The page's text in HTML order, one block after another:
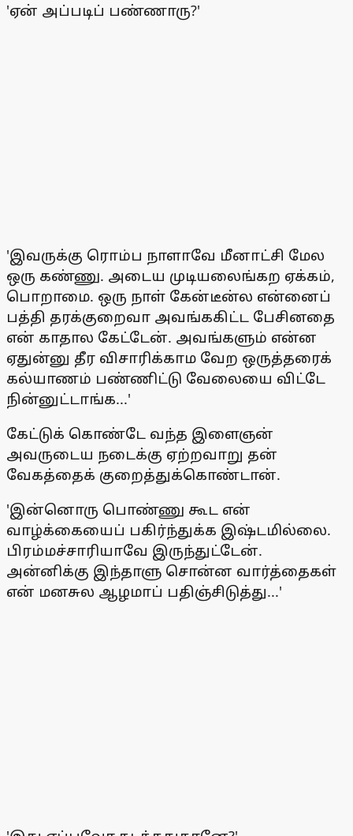
'ஏன் அப்படிப் பண்ணாரு?'
'இவருக்கு ரொம்ப நாளாவே மீனாட்சி மேல
ஒரு கண்ணு. அடைய முடியலைங்கற ஏக்கம்,
பொறாமை. ஒரு நாள் கேன்டீன்ல என்னைப்
பத்தி தரக்குறைவா அவங்ககிட்ட பேசினதை
என் காதால கேட்டேன். அவங்களும் என்ன
ஏதுன்னு தீர விசாரிக்காம வேற ஒருத்தரைக்
கல்யாணம் பண்ணிட்டு வேலையை விட்டே
நின்னுட்டாங்க...'
கேட்டுக் கொண்டே வந்த இளைஞன்
அவருடைய நடைக்கு ஏற்றவாறு தன்
வேகத்தைக் குறைத்துக்கொண்டான்.
'இன்னொரு பொண்ணு கூட என்
வாழ்க்கையைப் பகிர்ந்துக்க இஷ்டமில்லை.
பிரம்மச்சாரியாவே இருந்துட்டேன்.
அன்னிக்கு இந்தாளு சொன்ன வார்த்தைகள்
என் மனசுல ஆழமாப் பதிஞ்சிடுத்து...'